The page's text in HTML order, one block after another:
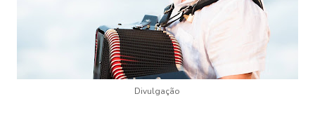
Divulgação